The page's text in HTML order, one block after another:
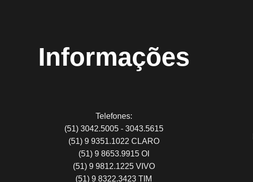
Informações
Telefones:
(51) 3042.5005 - 3043.5615
(51) 9 9351.1022 CLARO
(51) 9 8653.9915 OI
(51) 9 9812.1225 VIVO
(51) 9 8322.3423 TIM